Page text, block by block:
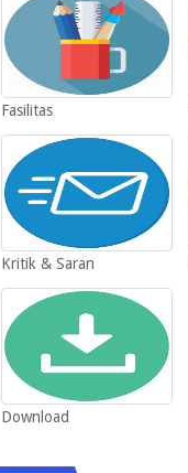
Fasilitas
Kritik & Saran
Download